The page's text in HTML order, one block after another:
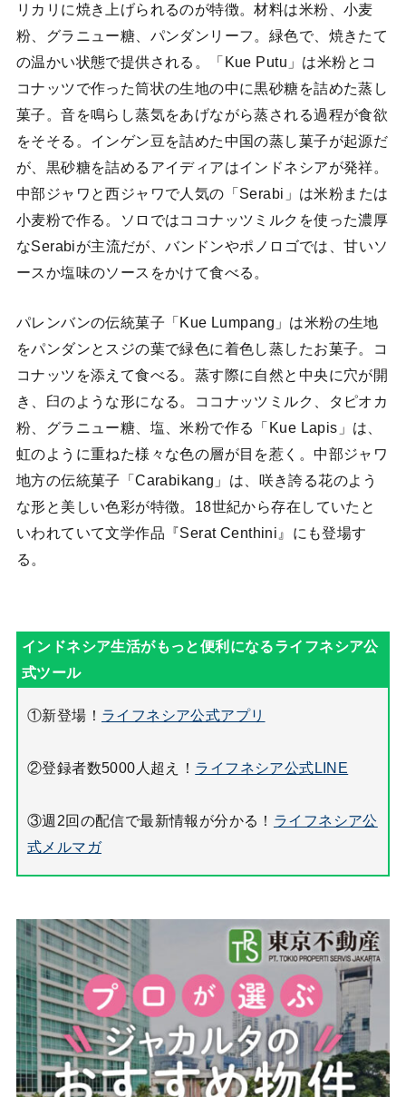
リカリに焼き上げられるのが特徴。材料は米粉、小麦
粉、グラニュー糖、パンダンリーフ。緑色で、焼きたて
の温かい状態で提供される。「Kue Putu」は米粉とコ
コナッツで作った筒状の生地の中に黒砂糖を詰めた蒸し
菓子。音を鳴らし蒸気をあげながら蒸される過程が食欲
をそそる。インゲン豆を詰めた中国の蒸し菓子が起源だ
が、黒砂糖を詰めるアイディアはインドネシアが発祥。
中部ジャワと西ジャワで人気の「Serabi」は米粉または
小麦粉で作る。ソロではココナッツミルクを使った濃厚
なSerabiが主流だが、バンドンやポノロゴでは、甘いソ
ースか塩味のソースをかけて食べる。
パレンバンの伝統菓子「Kue Lumpang」は米粉の生地
をパンダンとスジの葉で緑色に着色し蒸したお菓子。コ
コナッツを添えて食べる。蒸す際に自然と中央に穴が開
き、臼のような形になる。ココナッツミルク、タピオカ
粉、グラニュー糖、塩、米粉で作る「Kue Lapis」は、
虹のように重ねた様々な色の層が目を惹く。中部ジャワ
地方の伝統菓子「Carabikang」は、咲き誇る花のよう
な形と美しい色彩が特徴。18世紀から存在していたと
いわれていて文学作品『Serat Centhini』にも登場す
る。
①新登場！ ライフネシア公式アプリ
②登録者数5000人超え！ ライフネシア公式LINE
③週2回の配信で最新情報が分かる！ ライフネシア公
式メルマガ